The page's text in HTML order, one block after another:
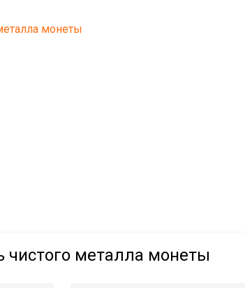
монеты
чистого металла монеты